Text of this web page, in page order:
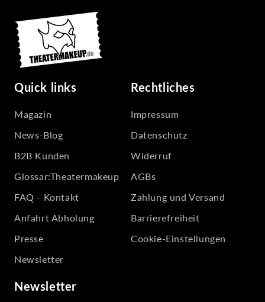
Quick links
Magazin
News-Blog
B2B Kunden
Glossar:Theatermakeup
FAQ - Kontakt
Anfahrt Abholung
Presse
Newsletter
Rechtliches
Impressum
Datenschutz
Widerruf
AGBs
Zahlung und Versand
Barrierefreiheit
Cookie-Einstellungen
Newsletter